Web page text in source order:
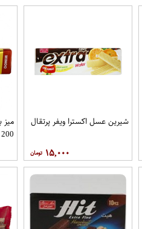
شیرین عسل اکسترا ویفر پرتقال
۱۵,۰۰۰
میز
200 گرمی مینو